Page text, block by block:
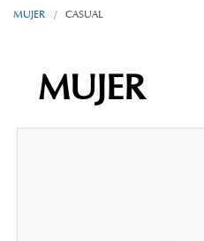
MUJER / CASUAL
MUJER